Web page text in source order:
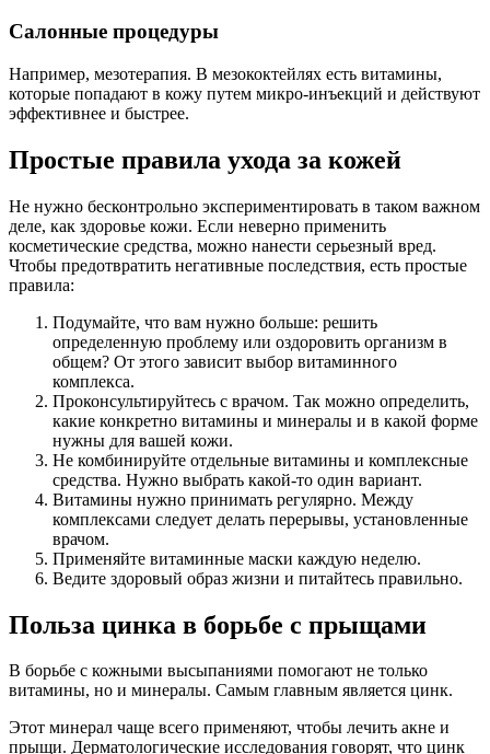
Салонные процедуры
Например, мезотерапия. В мезококтейлях есть витамины,
которые попадают в кожу путем микро-инъекций и действуют
эффективнее и быстрее.
Простые правила ухода за кожей
Не нужно бесконтрольно экспериментировать в таком важном
деле, как здоровье кожи. Если неверно применить
косметические средства, можно нанести серьезный вред.
Чтобы предотвратить негативные последствия, есть простые
правила:
Подумайте, что вам нужно больше: решить
определенную проблему или оздоровить организм в
общем? От этого зависит выбор витаминного
комплекса.
Проконсультируйтесь с врачом. Так можно определить,
какие конкретно витамины и минералы и в какой форме
нужны для вашей кожи.
Не комбинируйте отдельные витамины и комплексные
средства. Нужно выбрать какой-то один вариант.
Витамины нужно принимать регулярно. Между
комплексами следует делать перерывы, установленные
врачом.
Применяйте витаминные маски каждую неделю.
Ведите здоровый образ жизни и питайтесь правильно.
Польза цинка в борьбе с прыщами
В борьбе с кожными высыпаниями помогают не только
витамины, но и минералы. Самым главным является цинк.
Этот минерал чаще всего применяют, чтобы лечить акне и
прыщи. Дерматологические исследования говорят, что цинк